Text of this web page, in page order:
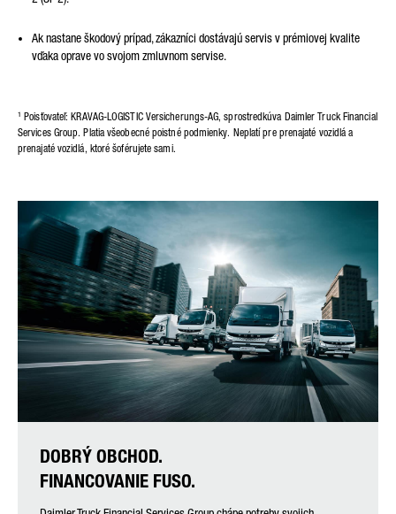
Ak nastane škodový prípad, zákazníci dostávajú servis v prémiovej kvalite
vďaka oprave vo svojom zmluvnom servise.
¹ Poisťovateľ: KRAVAG-LOGISTIC Versicherungs-AG, sprostredkúva Daimler Truck Financial
Services Group. Platia všeobecné poistné podmienky. Neplatí pre prenajaté vozidlá a
prenajaté vozidlá, ktoré šoférujete sami.
DOBRÝ OBCHOD.
FINANCOVANIE FUSO.